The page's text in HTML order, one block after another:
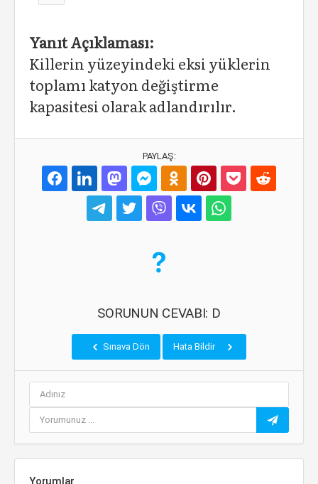
Yanıt Açıklaması:
Killerin yüzeyindeki eksi yüklerin
toplamı katyon değiştirme
kapasitesi olarak adlandırılır.
PAYLAŞ:
SORUNUN CEVABI: D
Sınava Dön Hata Bildir
Yorumlar